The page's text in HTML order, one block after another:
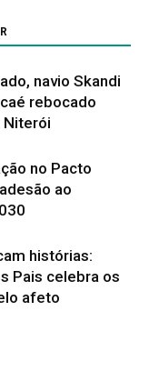
navio Skandi
rebocado
Niterói
no Pacto
ao
histórias:
Pais celebra os
afeto